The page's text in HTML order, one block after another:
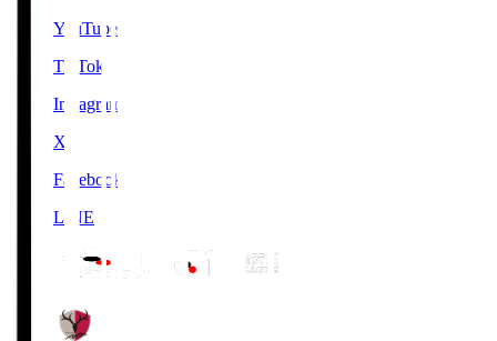
YouTube
TikTok
Instagram
X
Facebook
LINE